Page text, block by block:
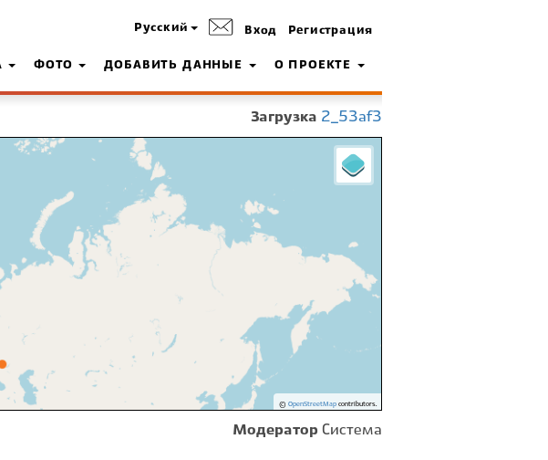
Русский Вход Регистрация
ФОТО ДОБАВИТЬ ДАННЫЕ О ПРОЕКТЕ
Загрузка 2_53af3
© OpenStreetMapcontributors.
Модератор Система